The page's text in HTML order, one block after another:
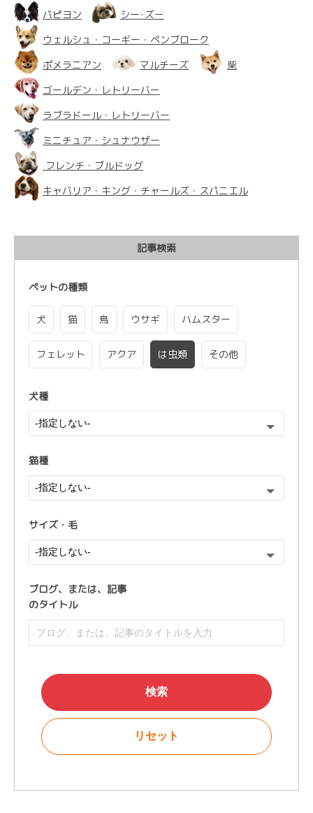
パピヨン
シー･ズー
ウェルシュ・コーギー・ペンブローク
ポメラニアン
マルチーズ
柴
ゴールデン・レトリーバー
ラブラドール・レトリーバー
ミニチュア・シュナウザー
フレンチ・ブルドッグ
キャバリア・キング・チャールズ・スパニエル
記事検索
ペットの種類
犬 猫 鳥 ウサギ ハムスター
フェレット アクア は虫類 その他
犬種
猫種
サイズ・毛
ブログ、または、 記事
のタイトル